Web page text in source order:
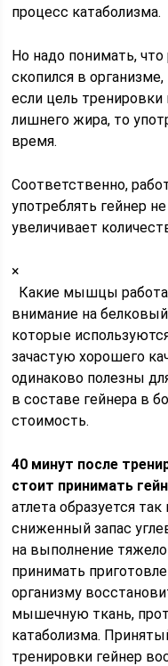
процесс катаболизма.
Но надо понимать,
скопился в
если цель
лишнего жира, то
время.
Соответственно,
употреблять гейнер
увеличивает
×
Какие мышцы
внимание на
которые
зачастую хорошего
одинаково полезны
в составе гейнера в
стоимость.
40 минут после
стоит принимать
атлета образуется
сниженный запас
на выполнение
принимать
организму
мышечную ткань,
катаболизма.
тренировки гейнер